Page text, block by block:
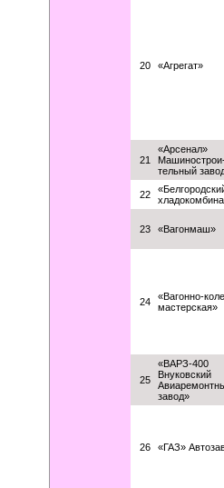
20 «Агрегат»
21
«Арсенал»
тельный
22
23 «Вагонмаш»
24
«Вагонно-
мастерская»
25
«ВАРЗ-400
Внуковский
завод»
26 «ГАЗ»